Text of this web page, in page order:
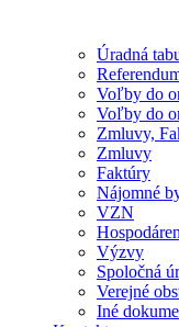
Úradná
Voľby do
Voľby do
Zmluvy,
Zmluvy
Faktúry
Nájomné
VZN
Výzvy
Spoločná
Verejné
Iné